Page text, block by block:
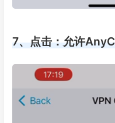
7、点击：允许